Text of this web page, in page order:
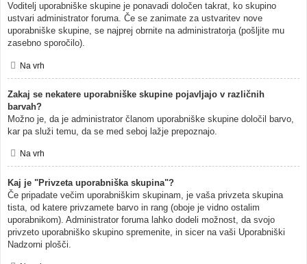
Voditelj uporabniške skupine je ponavadi določen takrat, ko skupino
ustvari administrator foruma. Če se zanimate za ustvaritev nove
uporabniške skupine, se najprej obrnite na administratorja (pošljite mu
zasebno sporočilo).
Na vrh
Zakaj se nekatere uporabniške skupine pojavljajo v različnih
barvah?
Možno je, da je administrator članom uporabniške skupine določil barvo,
kar pa služi temu, da se med seboj lažje prepoznajo.
Na vrh
Kaj je "Privzeta uporabniška skupina"?
Če pripadate večim uporabniškim skupinam, je vaša privzeta skupina
tista, od katere privzamete barvo in rang (oboje je vidno ostalim
uporabnikom). Administrator foruma lahko dodeli možnost, da svojo
privzeto uporabniško skupino spremenite, in sicer na vaši Uporabniški
Nadzorni plošči.